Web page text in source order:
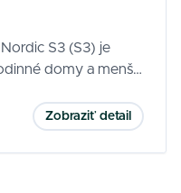
S3 (S3) je
domy a menšie
prostredím. Vyniká
účinnosť,
smart ovládaním cez
Zobraziť detail